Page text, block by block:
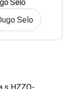
Selo
Selo